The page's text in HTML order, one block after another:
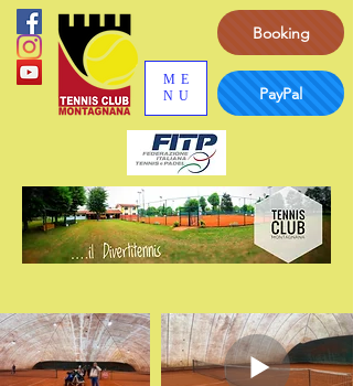
ME
NU
Booking
PayPal